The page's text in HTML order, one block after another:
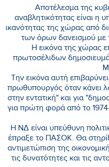
Αποτέλεσμα της
αναβλητικότητας είναι η
ικανότητας της χώρας από
των όρων δανεισμού με
Η εικόνα της χώρας
πρωτοσέλιδων
Την εικόνα αυτή
πρωθυπουργός όταν κάνει
στην εντατική" και για
για πρώτη φορά από το 1974-
Η ΝΔ είναι υπεύθυνη
έπραξε το ΠΑΣΟΚ. Θα
αντιμετώπιση της
τις δυνατότητες και τις